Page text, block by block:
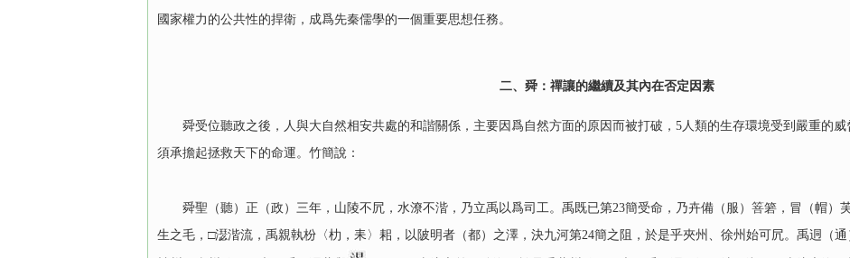
國家權力的公共性的捍衛，成爲先秦儒學的一個重要思想任務。
二、舜：禪讓的繼續及其內在否定因素
舜受位聽政之後，人與大自然相安共處的和諧關係，主要因爲自然方面的原因而被打破，5人類的生存環境受到嚴重的威
須承擔起拯救天下的命運。竹簡說：
舜聖（聽）正（政）三年，山陵不凥，水潦不湝，乃立禹以爲司工。禹既已第23簡受命，乃卉備（服）箁箬，冒（帽）
生之毛，□濏湝流，禹親執枌〈朸，耒〉耜，以陂明者（都）之澤，決九河第24簡之阻，於是乎夾州、徐州始可凥。禹迵（